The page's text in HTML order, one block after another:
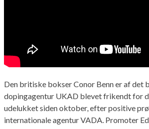
Den britiske bokser Conor Benn er af det
dopingagentur UKAD blevet frikendt for
udelukket siden oktober, efter positive
internationale agentur VADA. Promoter